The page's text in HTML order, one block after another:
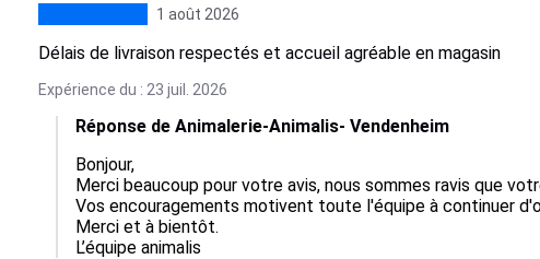
1 août 2026
Délais de livraison respectés et accueil agréable en magasin
Expérience du : 23 juil. 2026
Réponse de Animalerie-Animalis- Vendenheim
Bonjour,
Merci beaucoup pour votre avis, nous sommes ravis que
Vos encouragements motivent toute l'équipe à continuer
Merci et à bientôt.
L’équipe animalis